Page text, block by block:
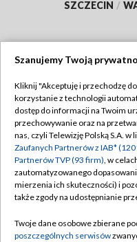
SZCZECIN /
Abonament TVP
Emisja w TVP
Centrum informacji
Naziemna Telewizja
Rada Programowa
Szanujemy Twoją
Kliknij "Akceptuję i przechodzę
korzystanie z technologii
dostęp do informacji na Twoim
przechowywanie oraz na
nas, czyli Telewizję Polską S.A. w
Zaufanych Partnerów z IAB*
Partnerów TVP (93 firm), w
zautomatyzowanego
mierzenia ich skuteczności) i
także zgody na udostępnianie
Twoje dane osobowe zbierane
poszczególnych serwisów